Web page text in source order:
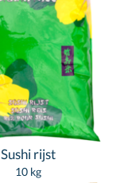
Sushi rijst
10 kg